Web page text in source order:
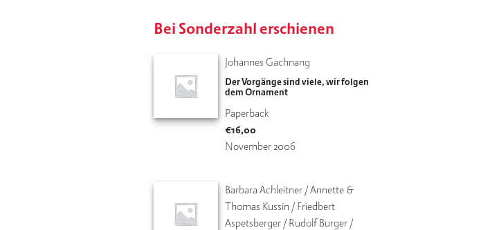
Bei Sonderzahl erschienen
Johannes Gachnang
Der Vorgänge sind viele, wir folgen
dem Ornament
Paperback
€16,00
November 2006
Barbara Achleitner / Annette &
Thomas Kussin / Friedbert
Aspetsberger / Rudolf Burger /